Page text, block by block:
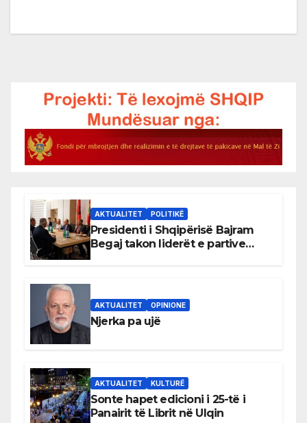
AKTUALITET POLITIKË
Presidenti i Shqipërisë Bajram
Begaj takon liderët e partive
AKTUALITET OPINIONE
Njerka pa ujë
AKTUALITET KULTURË
Sonte hapet edicioni i 25-të i
Panairit të Librit në Ulqin